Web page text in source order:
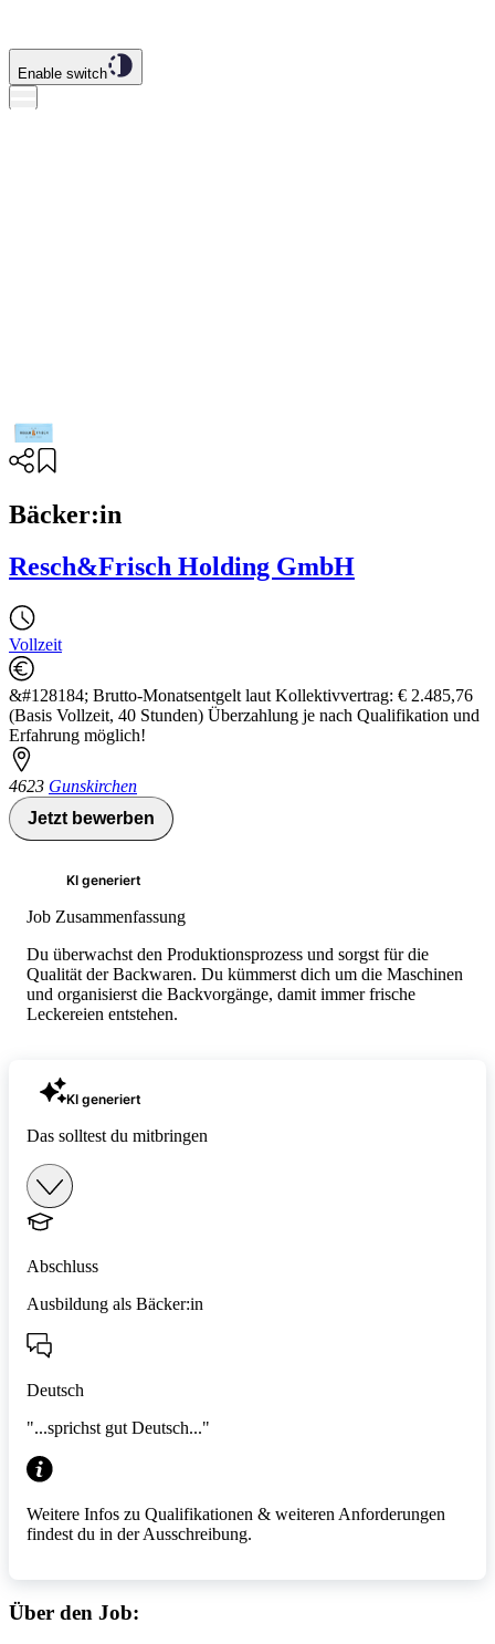
Enable switch
Bäcker:in
Resch&Frisch Holding GmbH
Vollzeit
&#128184; Brutto-Monatsentgelt laut Kollektivvertrag: € 2.485,76
(Basis Vollzeit, 40 Stunden) Überzahlung je nach Qualifikation und
Erfahrung möglich!
4623 Gunskirchen
Jetzt bewerben
KI generiert
Job Zusammenfassung
Du überwachst den Produktionsprozess und sorgst für die
Qualität der Backwaren. Du kümmerst dich um die Maschinen
und organisierst die Backvorgänge, damit immer frische
Leckereien entstehen.
KI generiert
Das solltest du mitbringen
Abschluss
Ausbildung als Bäcker:in
Deutsch
"...sprichst gut Deutsch..."
Weitere Infos zu Qualifikationen & weiteren Anforderungen
findest du in der Ausschreibung.
Über den Job: